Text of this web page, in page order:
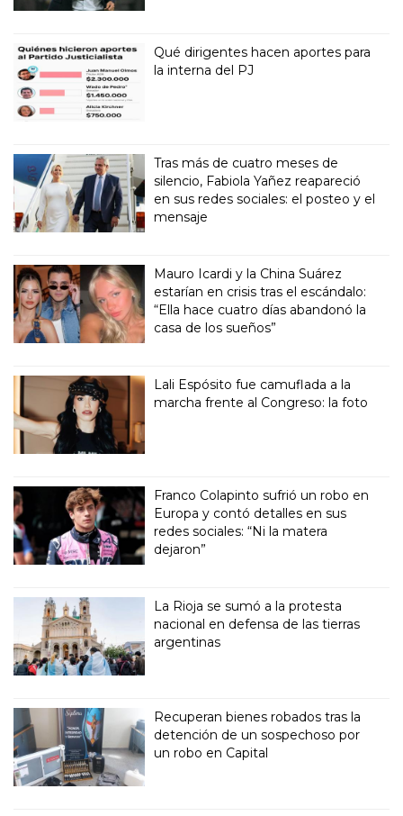
Qué dirigentes hacen aportes para
la interna del PJ
Tras más de cuatro meses de
silencio, Fabiola Yañez reapareció
en sus redes sociales: el posteo y el
mensaje
Mauro Icardi y la China Suárez
estarían en crisis tras el escándalo:
“Ella hace cuatro días abandonó la
casa de los sueños”
Lali Espósito fue camuflada a la
marcha frente al Congreso: la foto
Franco Colapinto sufrió un robo en
Europa y contó detalles en sus
redes sociales: “Ni la matera
dejaron”
La Rioja se sumó a la protesta
nacional en defensa de las tierras
argentinas
Recuperan bienes robados tras la
detención de un sospechoso por
un robo en Capital